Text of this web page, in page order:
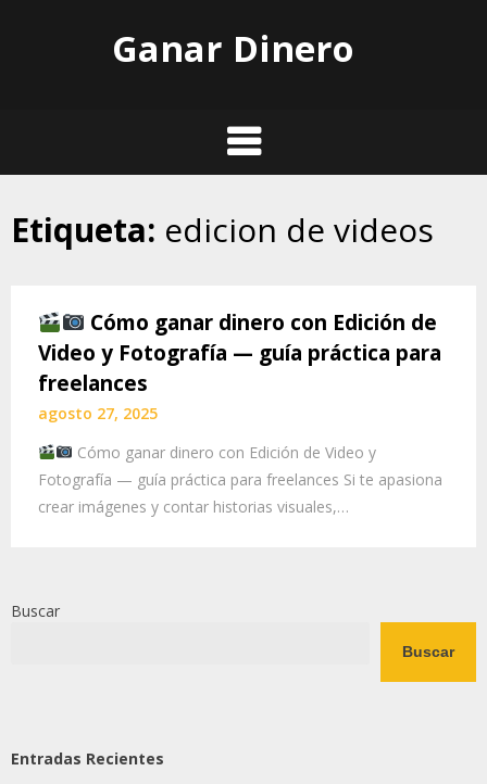
Ganar Dinero
Etiqueta: edicion de videos
Cómo ganar dinero con Edición de
Video y Fotografía — guía práctica para
freelances
agosto 27, 2025
Cómo ganar dinero con Edición de Video y
Fotografía — guía práctica para freelances Si te apasiona
crear imágenes y contar historias visuales,…
Buscar
Buscar
Entradas Recientes